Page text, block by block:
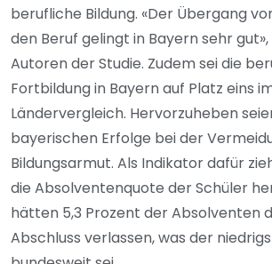
berufliche Bildung. «Der Übergang
den Beruf gelingt in Bayern sehr
Autoren der Studie. Zudem sei die
Fortbildung in Bayern auf Platz eins
Ländervergleich. Hervorzuheben
bayerischen Erfolge bei der
Bildungsarmut. Als Indikator dafür
die Absolventenquote der Schüler
hätten 5,3 Prozent der Absolventen
Abschluss verlassen, was der